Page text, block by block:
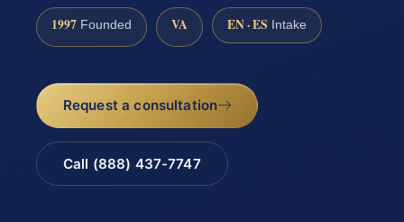
1997 Founded VA EN · ES Intake
Request a consultation
Call (888) 437-7747